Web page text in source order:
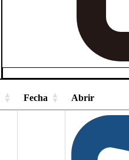
Fecha Abrir